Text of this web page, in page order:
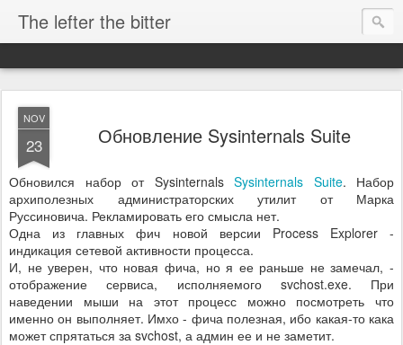
The lefter the bitter
NOV
23 Обновление Sysinternals Suite
Обновился набор от Sysinternals Sysinternals Suite. Набор
архиполезных администраторских утилит от Марка
Руссиновича. Рекламировать его смысла нет.
Одна из главных фич новой версии Process Explorer -
индикация сетевой активности процесса.
И, не уверен, что новая фича, но я ее раньше не замечал, -
отображение сервиса, исполняемого svchost.exe. При
наведении мыши на этот процесс можно посмотреть что
именно он выполняет. Имхо - фича полезная, ибо какая-то кака
может спрятаться за svchost, а админ ее и не заметит.